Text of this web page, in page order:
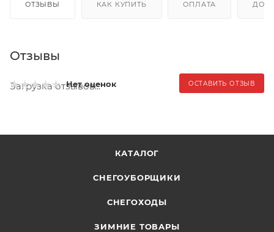
ОТЗЫВЫ КАК КУПИТЬ ОПЛАТА
Отзывы
Нет оценок ОСТАВИТЬ ОТЗЫВ
Загрузка отзывов...
КАТАЛОГ
СНЕГОУБОРЩИКИ
СНЕГОХОДЫ
ЗИМНИЕ ТОВАРЫ